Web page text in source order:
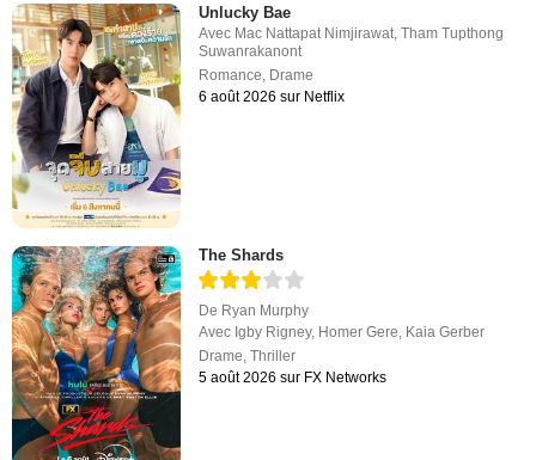
Unlucky Bae
Avec Mac Nattapat Nimjirawat,Tham Tupthong
Suwanrakanont
Romance, Drame
6 août 2026 sur Netflix
The Shards
De Ryan Murphy
Avec Igby Rigney, Homer Gere, Kaia Gerber
Drame,Thriller
5 août 2026 sur FX Networks